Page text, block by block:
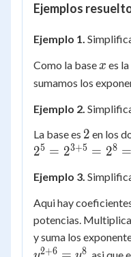
Ejemplos
Ejemplo 1.
Como la base x
x es
sumamos los
Ejemplo 2.
La base es 2
2 en los
25 = 23+5 = 28 =
Ejemplo 3.
Aqui hay
potencias.
y suma los
2+6 8